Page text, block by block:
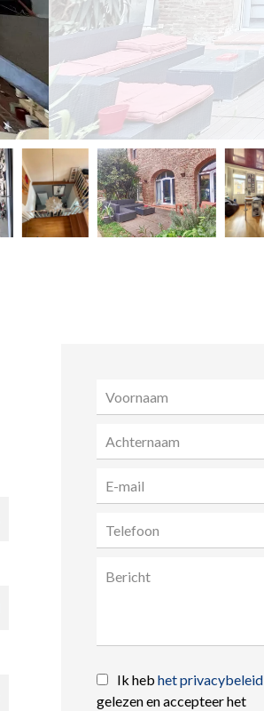
Ik hebhet privacybeleid
gelezen en accepteer het